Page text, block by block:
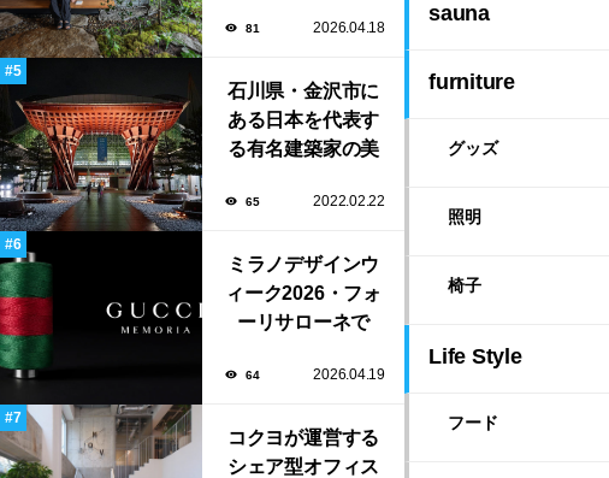
つながる住まい
81 2026.04.18
石川県・金沢市に
ある日本を代表す
る有名建築家の美
65 2022.02.22
ミラノデザインウ
ィーク2026・フォ
ーリサローネで
Memoria」展が開
64 2026.04.19
コクヨが運営する
シェア型オフィス
sauna
furniture
グッズ
照明
椅子
Life Style
フード